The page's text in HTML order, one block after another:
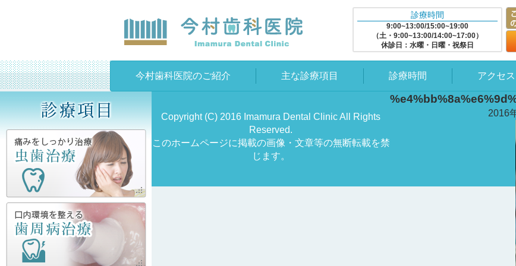
診療時間
9:00~13:00/15:00~19:00
（土・9:00~13:00/14:00~17:00）
休診日：水曜・日曜・祝祭日
今村歯科医院のご紹介 主な診療項目 診療時間 アクセ
2016
Copyright (C) 2016 Imamura Dental Clinic All Rights
Reserved.
このホームページに掲載の画像・文章等の無断転載を禁
じます。